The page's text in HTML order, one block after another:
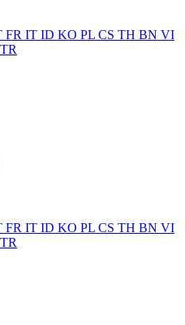
FR IT ID KO PL CS TH BN VI
TR
FR IT ID KO PL CS TH BN VI
TR